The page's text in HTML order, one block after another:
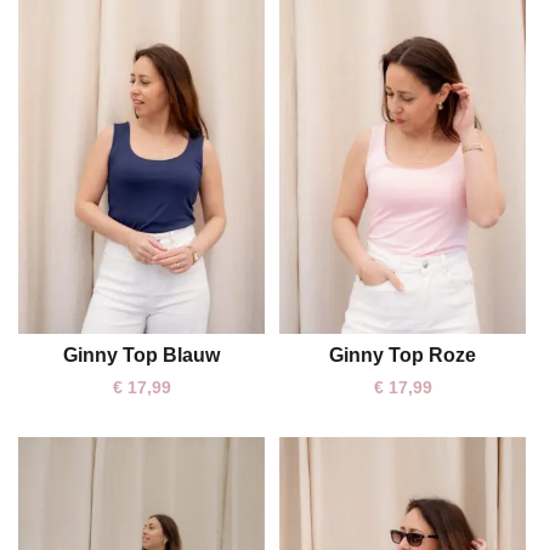
One size
Ginny Top Blauw
€17,99
One size
Ginny Top Roze
€17,99